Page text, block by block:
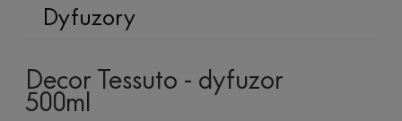
Dyfuzory
Decor Tessuto - dyfuzor
500ml